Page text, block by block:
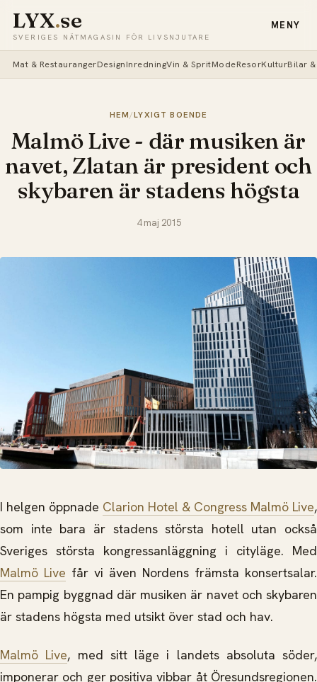
LYX.se
SVERIGES NÄTMAGASIN FÖR LIVSNJUTARE
MENY
Mat & RestaurangerDesignInredningVin & SpritModeResorKulturBilar
HEM/LYXIGT BOENDE
Malmö Live - där musiken är
navet, Zlatan är president och
skybaren är stadens högsta
4 maj 2015
I helgen öppnade Clarion Hotel & Congress Malmö Live,
som inte bara är stadens största hotell utan också
Sveriges största kongressanläggning i cityläge. Med
Malmö Live får vi även Nordens främsta konsertsalar.
En pampig byggnad där musiken är navet och skybaren
är stadens högsta med utsikt över stad och hav.
Malmö Live, med sitt läge i landets absoluta söder,
imponerar och ger positiva vibbar åt Öresundsregionen.